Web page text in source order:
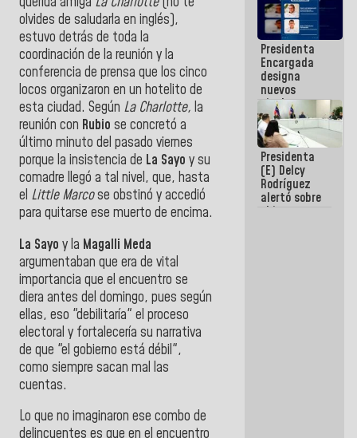
olvides de saludarla en inglés),
estuvo detrás de toda la
coordinación de la reunión y la
conferencia de prensa que los cinco
locos organizaron en un hotelito de
esta ciudad. Según La Charlotte, la
reunión con Rubio se concretó a
último minuto del pasado viernes
porque la insistencia de La Sayo y su
comadre llegó a tal nivel, que, hasta
el Little Marcose obstinó y accedió
para quitarse ese muerto de encima.
La Sayo y la Magalli Meda
argumentaban que era de vital
importancia que el encuentro se
diera antes del domingo, pues según
ellas, eso "debilitaría" el proceso
electoral y fortalecería su narrativa
de que "el gobierno está débil",
como siempre sacan mal las
cuentas.
Lo que no imaginaron ese combo de
de La Sayo
para
sabotear el
diálogo y
promover el
caos
Presidenta
Encargada
designa
nuevos
titulares en
el
Viceministerio
de Energía
Eléctrica y
CORPOELEC
Presidenta
(E) Delcy
Rodríguez
alertó sobre
el impacto